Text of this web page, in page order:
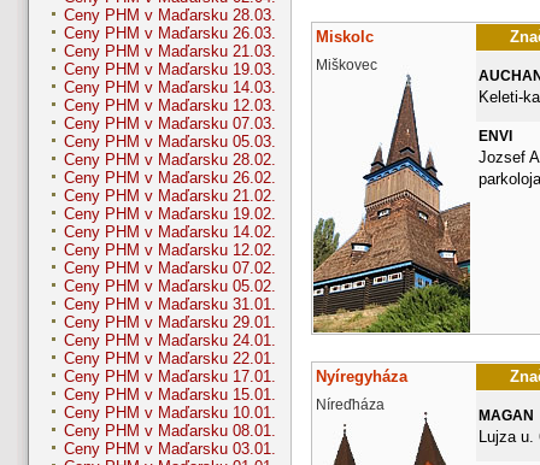
Ceny PHM v Maďarsku 28.03.
Ceny PHM v Maďarsku 26.03.
Ceny PHM v Maďarsku 21.03.
Ceny PHM v Maďarsku 19.03.
Ceny PHM v Maďarsku 14.03.
Ceny PHM v Maďarsku 12.03.
Ceny PHM v Maďarsku 07.03.
Ceny PHM v Maďarsku 05.03.
Ceny PHM v Maďarsku 28.02.
Ceny PHM v Maďarsku 26.02.
Ceny PHM v Maďarsku 21.02.
Ceny PHM v Maďarsku 19.02.
Ceny PHM v Maďarsku 14.02.
Ceny PHM v Maďarsku 12.02.
Ceny PHM v Maďarsku 07.02.
Ceny PHM v Maďarsku 05.02.
Ceny PHM v Maďarsku 31.01.
Ceny PHM v Maďarsku 29.01.
Ceny PHM v Maďarsku 24.01.
Ceny PHM v Maďarsku 22.01.
Ceny PHM v Maďarsku 17.01.
Ceny PHM v Maďarsku 15.01.
Ceny PHM v Maďarsku 10.01.
Ceny PHM v Maďarsku 08.01.
Ceny PHM v Maďarsku 03.01.
Miskolc
Miškovec
Keleti-
ENVI
Jozsef
Nyíregyháza
Níreďháza
MAGAN
Lujza u.